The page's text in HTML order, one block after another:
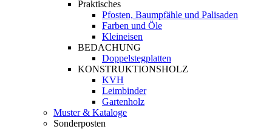
Praktisches
Pfosten, Baumpfähle und Palisaden
Farben und Öle
Kleineisen
BEDACHUNG
Doppelstegplatten
KONSTRUKTIONSHOLZ
KVH
Leimbinder
Gartenholz
Muster & Kataloge
Sonderposten